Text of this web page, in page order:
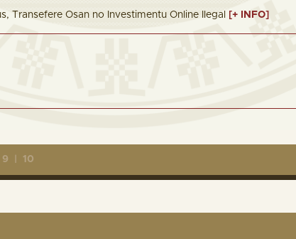
Transefere Osan no Investimentu Online Ilegal [+ INFO]
9 10